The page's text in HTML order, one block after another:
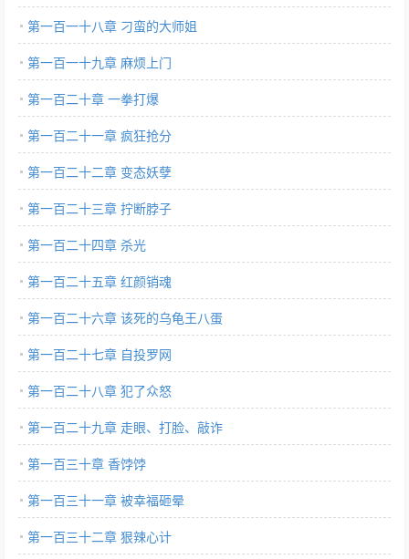
第一百一十八章 刁蛮的大师姐
第一百一十九章 麻烦上门
第一百二十章 一拳打爆
第一百二十一章 疯狂抢分
第一百二十二章 变态妖孽
第一百二十三章 拧断脖子
第一百二十四章 杀光
第一百二十五章 红颜销魂
第一百二十六章 该死的乌龟王八蛋
第一百二十七章 自投罗网
第一百二十八章 犯了众怒
第一百二十九章 走眼、打脸、敲诈
第一百三十章 香饽饽
第一百三十一章 被幸福砸晕
第一百三十二章 狠辣心计